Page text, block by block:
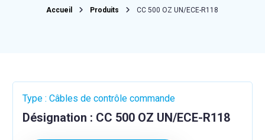
Accueil Produits CC 500 OZ UN/ECE-R118
Type : Câbles de contrôle commande
Désignation : CC 500 OZ UN/ECE-R118